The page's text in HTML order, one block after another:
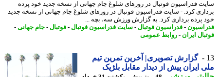
فدراسیون فوتبال در روزهای شلوغ جام جهانی از نسخه جدید خود پرده
کرد. - سایت فدراسیون فوتبال در روزهای شلوغ جام جهانی از نسخه جدید
پرده برداری کرد. به گزارش ورزش سه، بچه ...
-فدراسیون فوتبال-سایت فدراسیون فوتبال-فوتبال-جام جهانی-
ایران - روابط عمومی
گزارش تصویری| آخرین تمرین تیم
ایران پیش از دیدار مقابل بلژیک